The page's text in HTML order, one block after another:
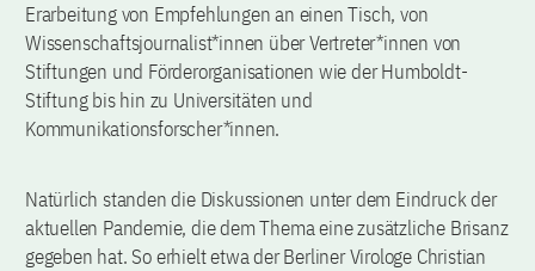
Erarbeitung von Empfehlungen an einen Tisch, von
Wissenschaftsjournalist*innen über Vertreter*innen von
Stiftungen und Förderorganisationen wie der Humboldt-
Stiftung bis hin zu Universitäten und
Kommunikationsforscher*innen.
Natürlich standen die Diskussionen unter dem Eindruck der
aktuellen Pandemie, die dem Thema eine zusätzliche Brisanz
gegeben hat. So erhielt etwa der Berliner Virologe Christian